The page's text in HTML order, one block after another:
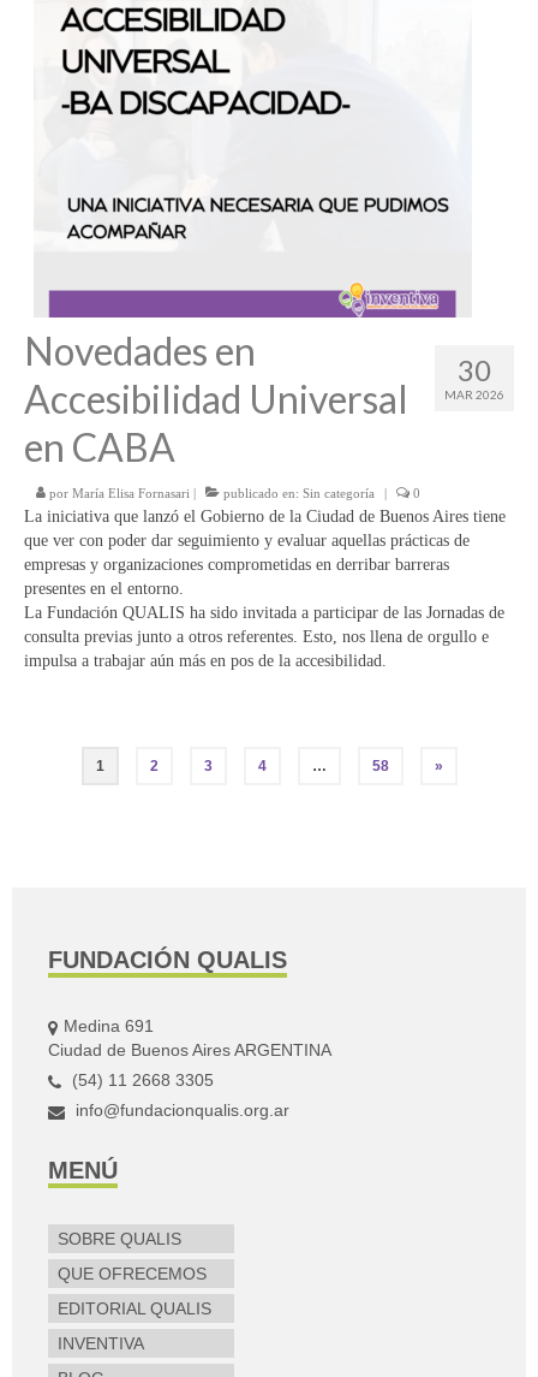
30
MAR 2026
Novedades en
Accesibilidad Universal
en CABA
por María Elisa Fornasari publicado en: Sin categoría 0
La iniciativa que lanzó el Gobierno de la Ciudad de Buenos Aires tiene
que ver con poder dar seguimiento y evaluar aquellas prácticas de
empresas y organizaciones comprometidas en derribar barreras
presentes en el entorno.
La Fundación QUALIS ha sido invitada a participar de las Jornadas de
consulta previas junto a otros referentes. Esto, nos llena de orgullo e
impulsa a trabajar aún más en pos de la accesibilidad.
Paginación
1 2 3 4 … 58 »
FUNDACIÓN QUALIS
Medina 691
Ciudad de Buenos Aires ARGENTINA
(54) 11 2668 3305
info@fundacionqualis.org.ar
MENÚ
SOBRE QUALIS
QUE OFRECEMOS
EDITORIAL QUALIS
INVENTIVA